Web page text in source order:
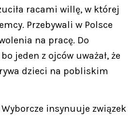
racami willę, w której
Przebywali w Polsce
na pracę. Do
jeden z ojców uważał, że
dzieci na pobliskim
insynuuje związek